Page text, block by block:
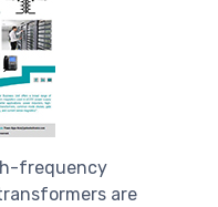
frequency
are